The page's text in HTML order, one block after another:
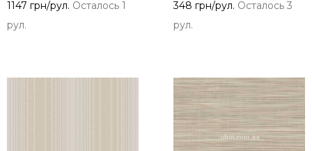
1147 грн/рул. Осталось 1
рул.
348 грн/рул. Осталось 3
рул.